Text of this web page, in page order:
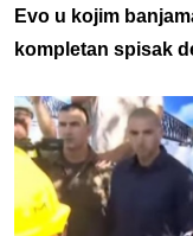
Evo u kojim
kompletan spisak